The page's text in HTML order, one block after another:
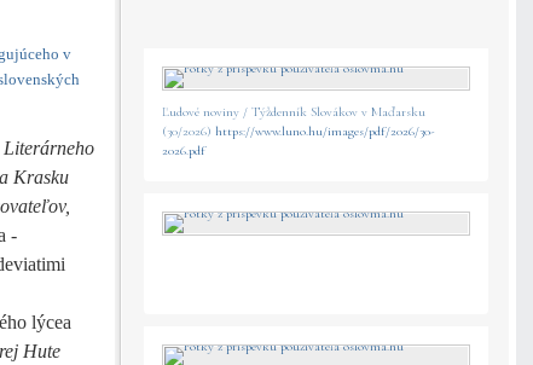
v
Literárneho
Krasku
-
lýcea
Hute
Ľudové noviny / Týždenník Slovákov v Maďarsku
(30/2026) https://www.luno.hu/images/pdf/2026/30-
2026.pdf